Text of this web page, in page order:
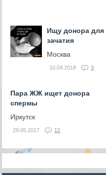
Ищу донора для
зачатия
Москва
10.04.2018 3
Пара ЖЖ ищет донора
спермы
Иркутск
29.05.2017 12